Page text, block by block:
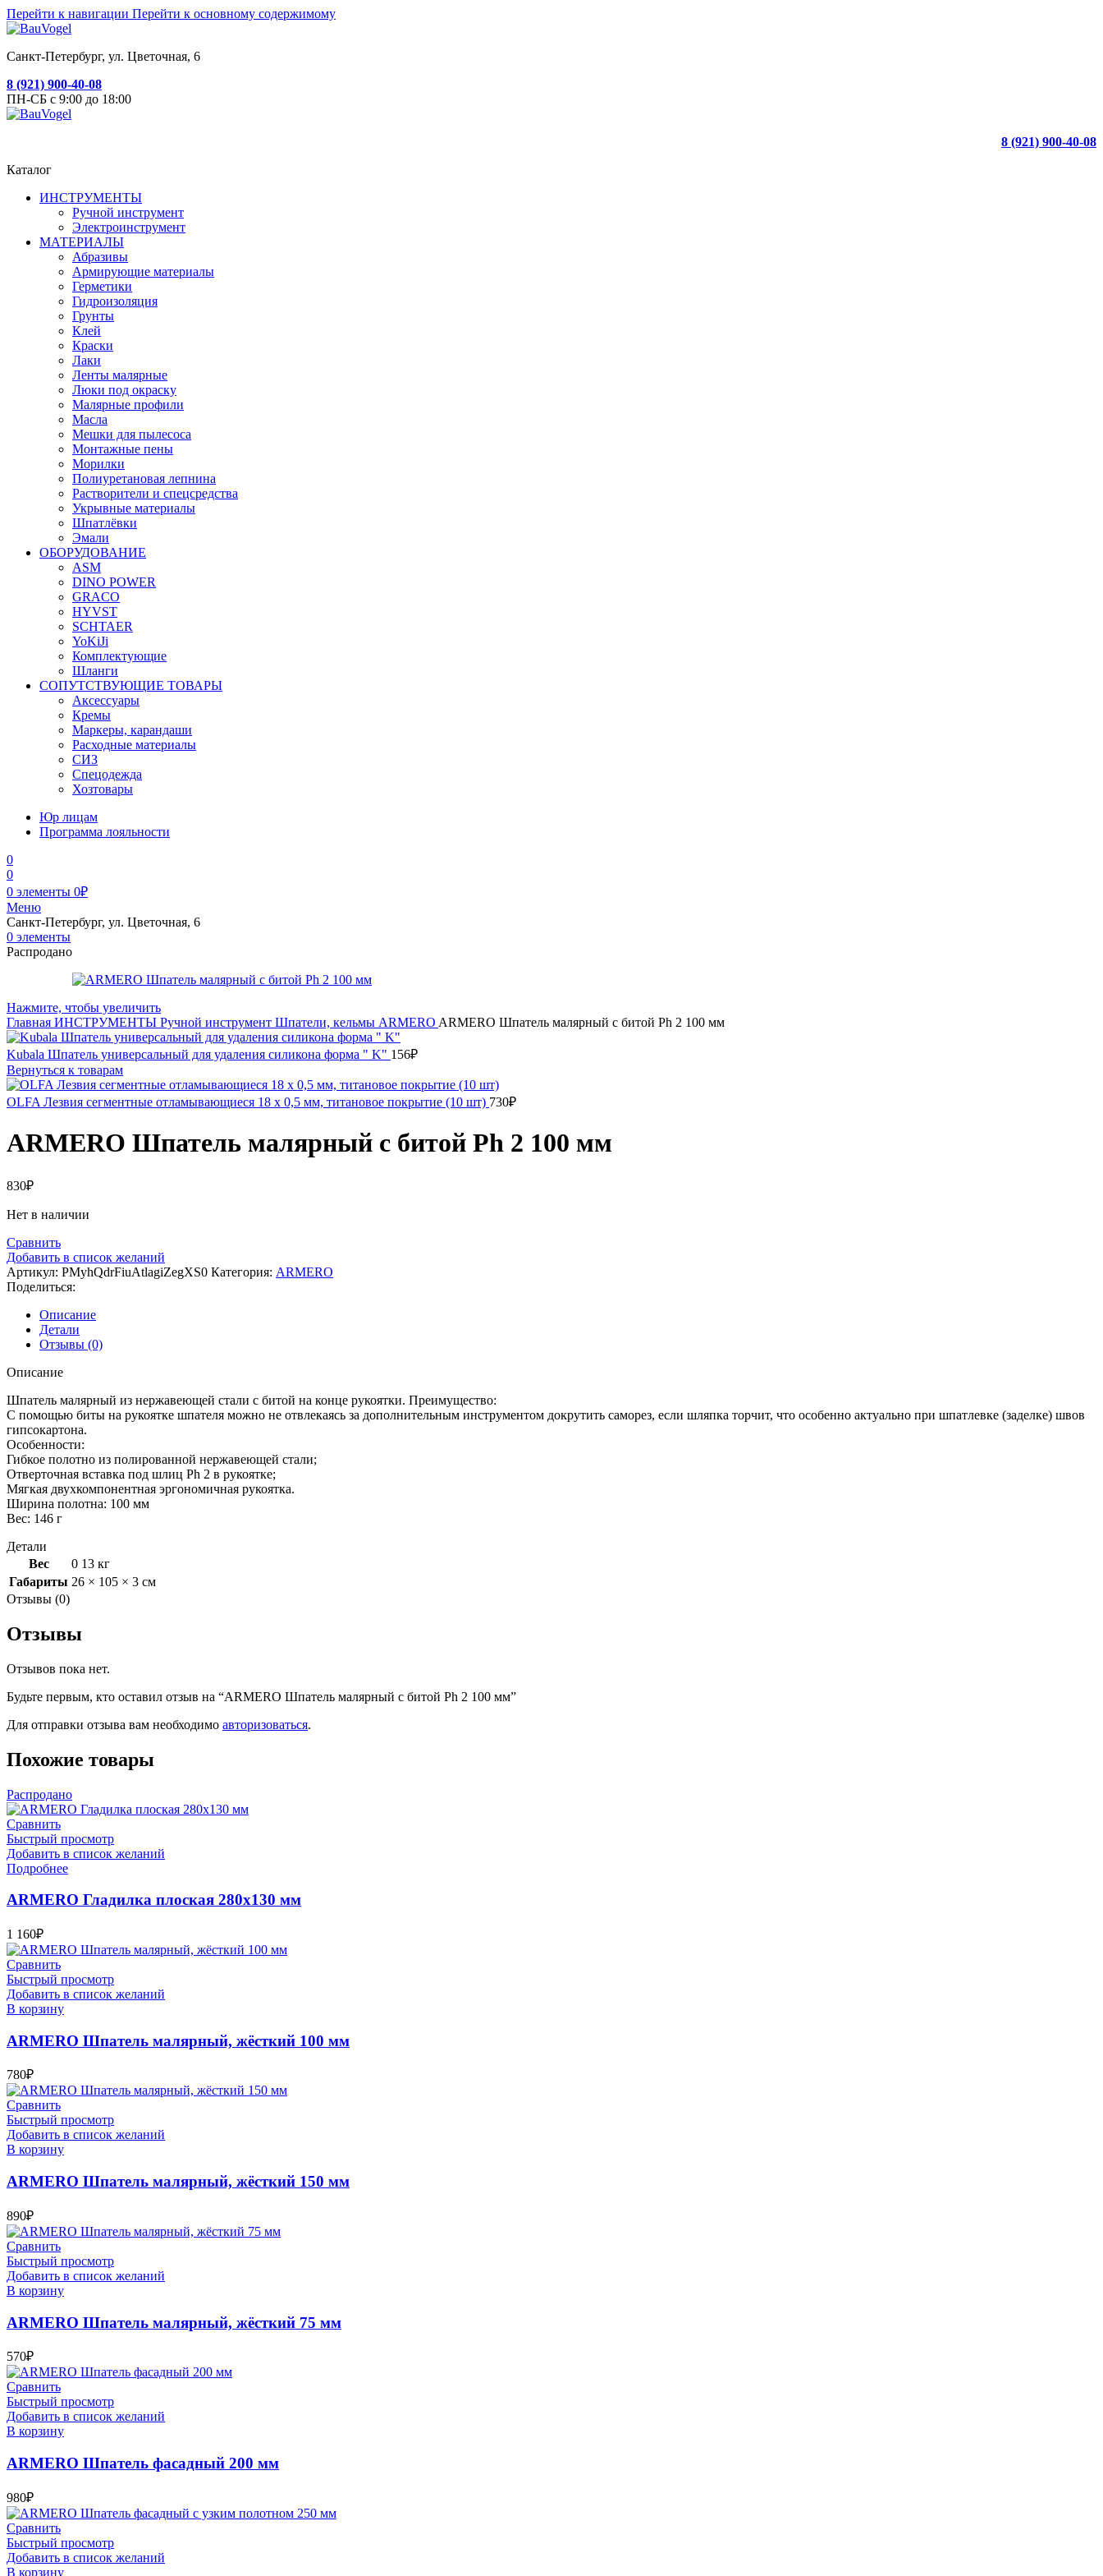
Перейти к навигации Перейти к основному содержимому
Санкт-Петербург, ул. Цветочная, 6
8 (921) 900-40-08
ПН-СБ с 9:00 до 18:00
8 (921) 900-40-08
Каталог
ИНСТРУМЕНТЫ
Ручной инструмент
Электроинструмент
МАТЕРИАЛЫ
Абразивы
Армирующие материалы
Герметики
Гидроизоляция
Грунты
Клей
Краски
Лаки
Ленты малярные
Люки под окраску
Малярные профили
Масла
Мешки для пылесоса
Монтажные пены
Морилки
Полиуретановая лепнина
Растворители и спецсредства
Укрывные материалы
Шпатлёвки
Эмали
ОБОРУДОВАНИЕ
ASM
DINO POWER
GRACO
HYVST
SCHTAER
YoKiJi
Комплектующие
Шланги
СОПУТСТВУЮЩИЕ ТОВАРЫ
Аксессуары
Кремы
Маркеры, карандаши
Расходные материалы
СИЗ
Спецодежда
Хозтовары
Юр лицам
Программа лояльности
0
0
0 элементы 0₽
Меню
Санкт-Петербург, ул. Цветочная, 6
0 элементы
Распродано
Нажмите, чтобы увеличить
Главная ИНСТРУМЕНТЫ Ручной инструмент Шпатели, кельмы ARMERO ARMERO Шпатель малярный с битой Ph 2 100 мм
Kubala Шпатель универсальный для удаления силикона форма " K" 156₽
Вернуться к товарам
OLFA Лезвия сегментные отламывающиеся 18 х 0,5 мм, титановое покрытие (10 шт) 730₽
ARMERO Шпатель малярный с битой Ph 2 100 мм
830₽
Нет в наличии
Сравнить
Добавить в список желаний
Артикул: PMyhQdrFiuAtlagiZegXS0 Категория: ARMERO
Поделиться:
Описание
Детали
Отзывы (0)
Описание
Шпатель малярный из нержавеющей стали с битой на конце рукоятки. Преимущество:
С помощью биты на рукоятке шпателя можно не отвлекаясь за дополнительным инструментом докрутить саморез, если шляпка торчит, что особенно актуально при шпатлевке (заделке) швов
гипсокартона.
Особенности:
Гибкое полотно из полированной нержавеющей стали;
Отверточная вставка под шлиц Ph 2 в рукоятке;
Мягкая двухкомпонентная эргономичная рукоятка.
Ширина полотна: 100 мм
Вес: 146 г
Детали
Вес
0 13 кг
Габариты 26 × 105 × 3 см
Отзывы (0)
Отзывы
Отзывов пока нет.
Будьте первым, кто оставил отзыв на “ARMERO Шпатель малярный с битой Ph 2 100 мм”
Для отправки отзыва вам необходимо авторизоваться.
Похожие товары
Распродано
Сравнить
Быстрый просмотр
Добавить в список желаний
Подробнее
ARMERO Гладилка плоская 280х130 мм
1 160₽
Сравнить
Быстрый просмотр
Добавить в список желаний
В корзину
ARMERO Шпатель малярный, жёсткий 100 мм
780₽
Сравнить
Быстрый просмотр
Добавить в список желаний
В корзину
ARMERO Шпатель малярный, жёсткий 150 мм
890₽
Сравнить
Быстрый просмотр
Добавить в список желаний
В корзину
ARMERO Шпатель малярный, жёсткий 75 мм
570₽
Сравнить
Быстрый просмотр
Добавить в список желаний
В корзину
ARMERO Шпатель фасадный 200 мм
980₽
Сравнить
Быстрый просмотр
Добавить в список желаний
В корзину